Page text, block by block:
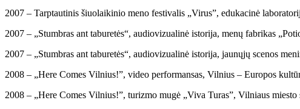
2007 – Tarptautinis šiuolaikinio meno festivalis „Virus”, edukacinė
2007 – „Stumbras ant taburetės“, audiovizualinė istorija, menų fabrikas
2007 – „Stumbras ant taburetės“, audiovizualinė istorija, jaunųjų scenos
2008 – „Here Comes Vilnius!”, video performansas, Vilnius – Europos
2008 – „Here Comes Vilnius!”, turizmo mugė „Viva Turas”, Vilniaus miesto